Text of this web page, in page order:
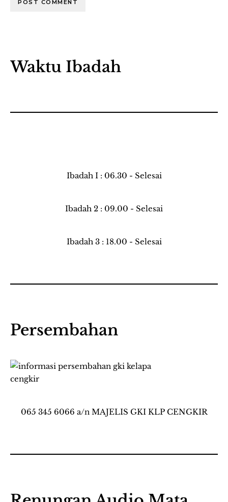
Waktu Ibadah
Ibadah I : 06.30 - Selesai
Ibadah 2 : 09.00 - Selesai
Ibadah 3 : 18.00 - Selesai
Persembahan
065 345 6066 a/n MAJELIS GKI KLP CENGKIR